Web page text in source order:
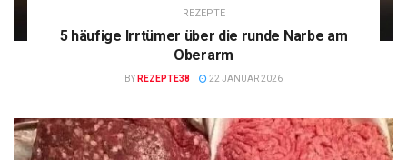
REZEPTE
5 häufige Irrtümer über die runde Narbe am
Oberarm
BY REZEPTE38 22 JANUAR 2026